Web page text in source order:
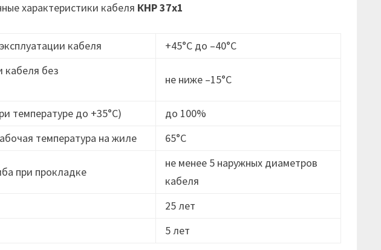
характеристики кабеля КНР 37х1
кабеля
+45°С до –40°С
кабеля без
не ниже –15°C
температуре до +35°С)
до 100%
температура на жиле
65°С
при прокладке
не менее 5 наружных диаметров
кабеля
25 лет
5 лет